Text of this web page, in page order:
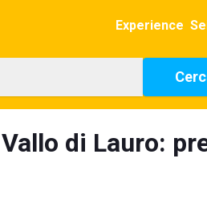
Experience
di Lauro: